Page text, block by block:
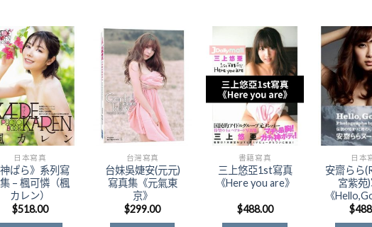
Add to
Wishlist
日本寫真
神ぱら》系列寫
– 楓可憐（楓
カレン）
$518.00
Add to
Wishlist
台灣寫真
台妹吳婕安(元元)
寫真集《元氣東
京》
$299.00
Add to
Wishlist
書籍寫真
三上悠亞1st寫真
《Here you are》
$488.00
日本
安齋らら
宮紫苑
《
$